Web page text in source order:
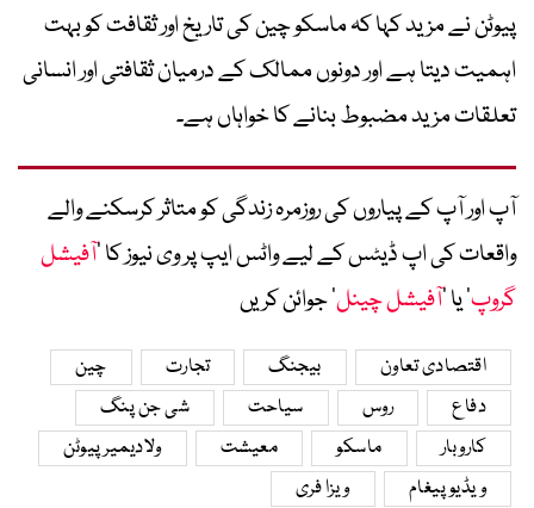
پیوٹن نے مزید کہا کہ ماسکو چین کی تاریخ اور ثقافت کو بہت
اہمیت دیتا ہے اور دونوں ممالک کے درمیان ثقافتی اور انسانی
تعلقات مزید مضبوط بنانے کا خواہاں ہے۔
آپ اور آپ کے پیاروں کی روزمرہ زندگی کو متاثر کرسکنے والے
واقعات کی اپ ڈیٹس کے لیے واٹس ایپ پر وی نیوز کا ’آفیشل
گروپ‘ یا ’آفیشل چینل‘ جوائن کریں
اقتصادی تعاون بیجنگ تجارت
چین
دفاع
روس سیاحت
شی جن پنگ
کاروبار
ماسکو معیشت
ولادیمیر پیوٹن
ویڈیو پیغام
ویزا فری